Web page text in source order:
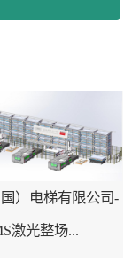
）电梯有限公司-
激光整场...